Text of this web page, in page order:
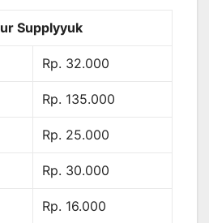
Supplyyuk
Rp. 32.000
Rp. 135.000
Rp. 25.000
Rp. 30.000
Rp. 16.000